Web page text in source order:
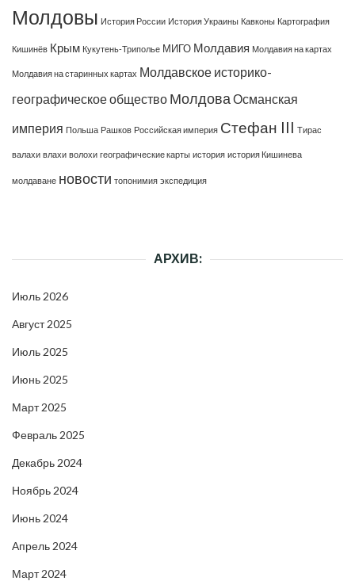
Молдовы История России История Украины Кавконы Картография
Кишинёв Крым Кукутень-Триполье МИГО Молдавия Молдавия на картах
Молдавия на старинных картах Молдавское историко-
географическое общество Молдова Османская
империя Польша Рашков Российская империя Стефан III Тирас
валахи влахи волохи географические карты история история Кишинева
молдаване новости топонимия экспедиция
АРХИВ:
Июль 2026
Август 2025
Июль 2025
Июнь 2025
Март 2025
Февраль 2025
Декабрь 2024
Ноябрь 2024
Июнь 2024
Апрель 2024
Март 2024